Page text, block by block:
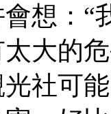
想：“
大的
社可